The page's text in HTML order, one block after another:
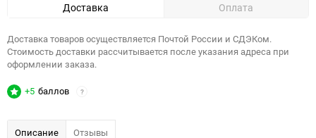
Доставка Оплата
Доставка товаров осуществляется Почтой России и СДЭКом.
Стоимость доставки рассчитывается после указания адреса при
оформлении заказа.
+5 баллов ?
Описание Отзывы